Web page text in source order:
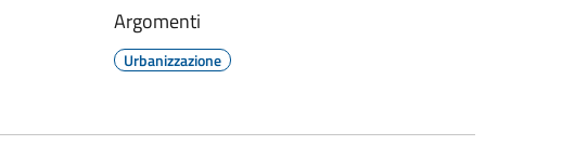
Argomenti
Urbanizzazione